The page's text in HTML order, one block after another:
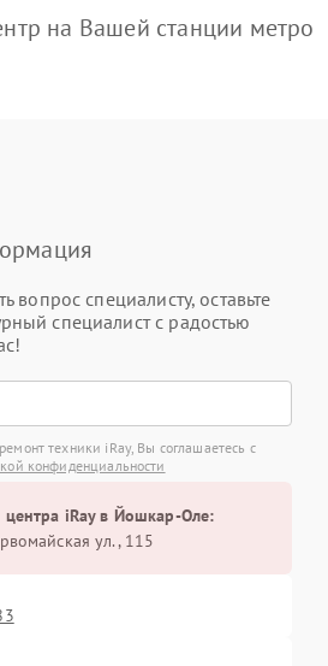
на Вашей станции метро
вопрос специалисту, оставьте
специалист с радостью
техники iRay, Вы соглашаетесь с
конфиденциальности
центра iRay в Йошкар-Оле:
ул., 115